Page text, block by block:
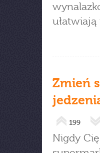
Zmień
199
Nigdy